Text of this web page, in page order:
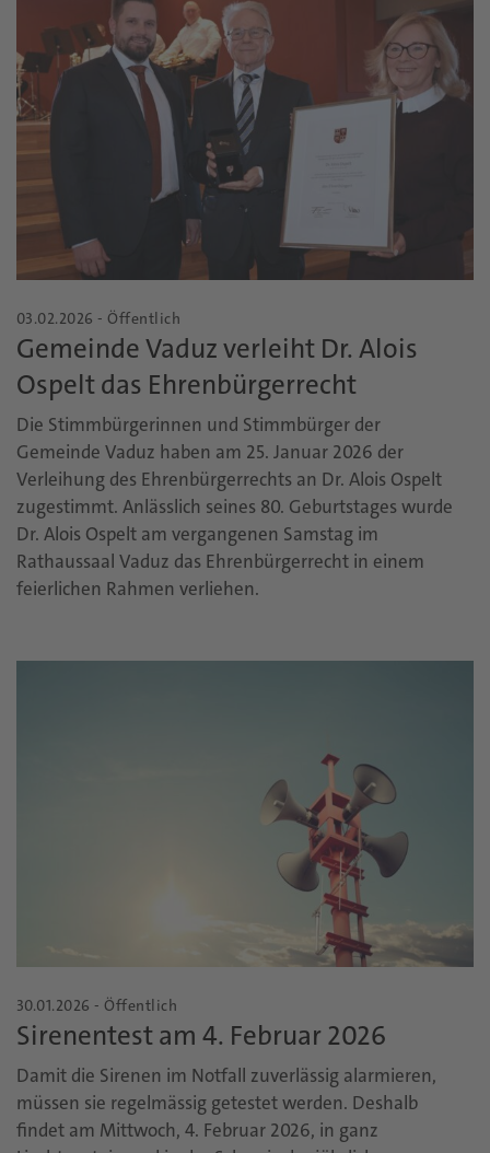
03.02.2026 - Öffentlich
Gemeinde Vaduz verleiht Dr. Alois
Ospelt das Ehrenbürgerrecht
Die Stimmbürgerinnen und Stimmbürger der
Gemeinde Vaduz haben am 25. Januar 2026 der
Verleihung des Ehrenbürgerrechts an Dr. Alois Ospelt
zugestimmt. Anlässlich seines 80. Geburtstages wurde
Dr. Alois Ospelt am vergangenen Samstag im
Rathaussaal Vaduz das Ehrenbürgerrecht in einem
feierlichen Rahmen verliehen.
30.01.2026 - Öffentlich
Sirenentest am 4. Februar 2026
Damit die Sirenen im Notfall zuverlässig alarmieren,
müssen sie regelmässig getestet werden. Deshalb
findet am Mittwoch, 4. Februar 2026, in ganz